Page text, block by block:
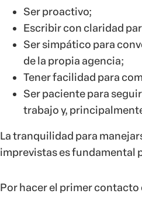
Ser proactivo;
Escribir con claridad
Ser simpático para
de la propia agencia;
Tener facilidad para
Ser paciente para
trabajo y,
La tranquilidad para
imprevistas es fundamental
Por hacer el primer contacto